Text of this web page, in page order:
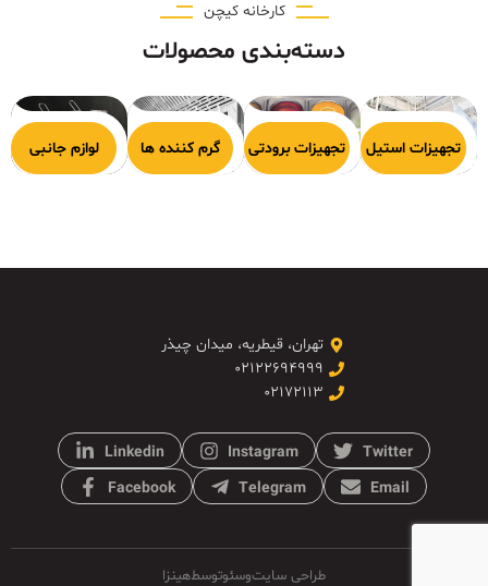
کارخانه کیچن
دسته‌بندی محصولات
پخت
تجهیزات استیل
تجهیزات برودتی گرم کننده ها لوازم جانبی
تهران، قیطریه، میدان چیذر
۰۲۱۲۲۶۹۴۹۹۹
۰۲۱۷۲۱۱۳
Linkedin Instagram
Twitter
Facebook
Telegram Email
طراحی سایتوسئوتوسطهینزا